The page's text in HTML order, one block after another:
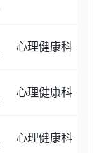
心理健康科
心理健康科
心理健康科